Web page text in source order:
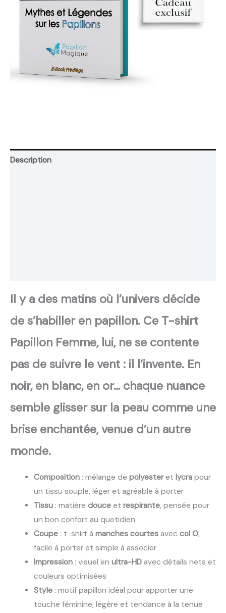
Description
Il y a des matins où l’univers décide
de s’habiller en papillon. Ce T-shirt
Papillon Femme, lui, ne se contente
pas de suivre le vent : il l’invente. En
noir, en blanc, en or… chaque nuance
semble glisser sur la peau comme une
brise enchantée, venue d’un autre
monde.
Composition: mélange de polyesteret lycrapour
un tissu souple, léger et agréable à porter
Tissu: matière douceet respirante, pensée pour
un bon confort au quotidien
Coupe: t-shirt à manches courtesavec col O,
facile à porter et simple à associer
Impression: visuel en ultra-HDavec détails nets et
couleurs optimisées
Style: motif papillon idéal pour apporter une
touche féminine, légère et tendance à la tenue